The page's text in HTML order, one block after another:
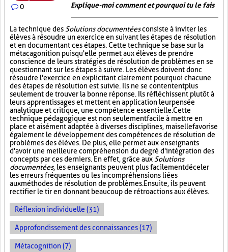
0 Explique-moi comment et pourquoi tu le fais
La technique des Solutions documentéesconsiste à inviter les
élèves à résoudre un exercice en suivant les étapes de résolution
et en documentant ces étapes. Cette technique se base sur la
métacagonition puisqu'elle permet aux élèves de prendre
conscience de leurs stratégies de résolution de problèmes en se
questionnant sur les étapes à suivre. Les élèves doivent donc
résoudre l'exercice en explicitant clairement pourquoi chacune
des étapes de résolution est suivie. Ils ne se contentent plus
seulement de trouver la bonne réponse. Ils réfléchissent plutôt à
leurs apprentissages et mettent en application leur pensée
analytique et critique, une compétence essentielle. Cette
technique pédagogique est non seulement facile à mettre en
place et aisément adaptée à diverses disciplines, mais elle favorise
également le développement des compétences de résolution de
problèmes des élèves. De plus, elle permet aux enseignants
d'avoir une meilleure compréhension du degré d'intégration des
concepts par ces derniers. En effet, grâce aux Solutions
documentées, les enseignants peuvent plus facilement déceler
les erreurs fréquentes ou les incompréhensions liées
aux méthodes de résolution de problèmes. Ensuite, ils peuvent
rectifier le tir en donnant beaucoup de rétroactions aux élèves.
Réflexion individuelle (31)
Approfondissement des connaissances (17)
Métacognition (7)